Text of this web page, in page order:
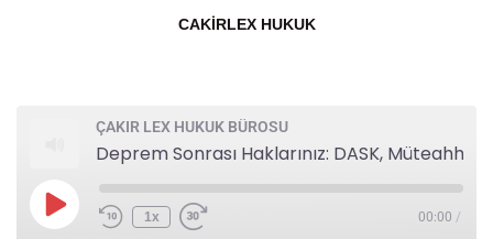
CAKIRLEX HUKUK
ÇAKIR LEX HUKUK BÜROSU
1x 00:00 /